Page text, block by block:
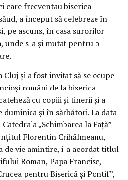
care frecventau biserica
a început să celebreze în
pe ascuns, în casa surorilor
unde s-a și mutat pentru o
și a fost invitat să se ocupe
români de la biserica
cu copiii și tinerii și a
duminica și în sărbători. La data
„Schimbarea la Față”
Florentin Crihălmeanu,
de vie amintire, i-a acordat titlul
Roman, Papa Francisc,
pentru Biserică și Pontif”,